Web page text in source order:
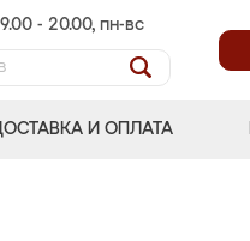
- 20.00, пн-вс
И ОПЛАТА